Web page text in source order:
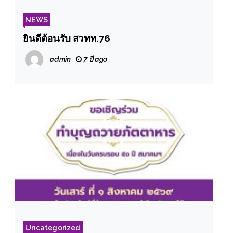
NEWS
ยินดีต้อนรับ สวทท.76
admin 7 ปี ago
Uncategorized